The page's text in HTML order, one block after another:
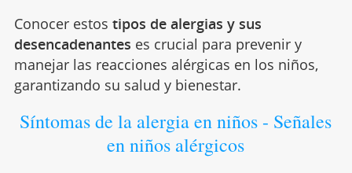
Conocer estos tipos de alergias y sus
desencadenantes es crucial para prevenir y
manejar las reacciones alérgicas en los niños,
garantizando su salud y bienestar.
Síntomas de la alergia en niños - Señales
en niños alérgicos